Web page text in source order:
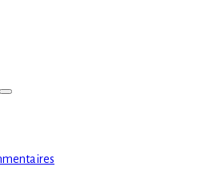
Search